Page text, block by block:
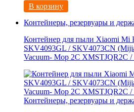
В корзину
Контейнеры, резервуары и
Контейнер для пыли Xiaomi Mi
SKV4093GL / SKV4073CN
Vacuum- Mop 2C XMSTJQR2C /
Контейнеры, резервуары и